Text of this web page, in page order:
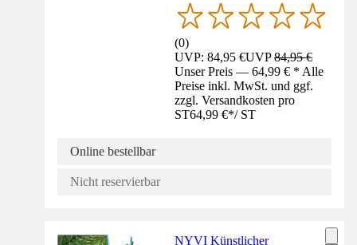
(0)
UVP: 84,95 €UVP84,95 €
Unser Preis — 64,99 € * Alle
Preise inkl. MwSt. und ggf.
zzgl. Versandkosten pro
ST64,99 €*/ ST
Online bestellbar
Nicht reservierbar
NYVI Künstlicher